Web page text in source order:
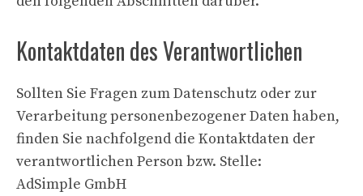
Kontaktdaten des Verantwortlichen
Sollten Sie Fragen zum Datenschutz oder zur
Verarbeitung personenbezogener Daten haben,
finden Sie nachfolgend die Kontaktdaten der
verantwortlichen Person bzw. Stelle:
AdSimple GmbH